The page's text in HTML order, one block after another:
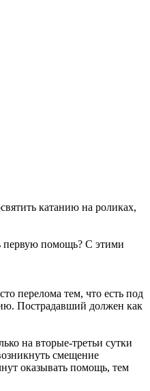
катанию на роликах,
первую помощь? С этими
перелома тем, что есть под
Пострадавший должен как
на вторые-третьи сутки
смещение
оказывать помощь, тем